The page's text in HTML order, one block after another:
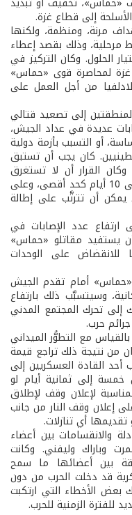
إلى قطاع غزة.
مرنة، ومنظمة، ولكنها
مرحلية، وذلك بقصد إعطاء
الحلول. وكان التركيز في
لمحاصرة قوى «حماس»
من أجل العمل على
إلى تصعيد قتالي
عديدة في عداد الجيش،
أو التسبب بأزمة دولية
كان يجب أن تستبق
القرار أن لا تستغرق
مرحلة الحرب الجوية – البرية أكثر من 7 إلى 10 أيام كحد أقصى، وعلى
أن تترتَّب على إطالة
ارتفاع عدد الإصابات في
يستفيد مقاتلو «حماس»
للانقضاض على الوحدات
أمام تقدم الجيش
وسيتسبَّب ذلك بارتفاع
إلى تحرك المجتمع المدني
حرب.
مع التطوُّر الميداني
من نتيجة ذلك تراجع قيمة
القادة العسكريين إلى
خمسة إلى ثمانية أيام لو
لإعلان وقف لإطلاق
إعلان وقف النار من جانب
أي تنازلات.
والانقسامات بين أعضاء
وباراك وليفني. وكانت
بين أعضائها ما سمح
قد دخلت الحرب من دون
بعض الأخطاء التي ارتكبت